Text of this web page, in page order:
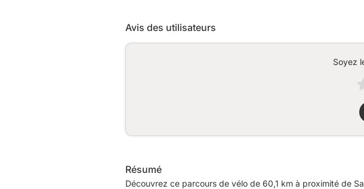
Avis des utilisateurs
Soyez
Résumé
Découvrez ce parcours de vélo de 60,1 km à proximité de